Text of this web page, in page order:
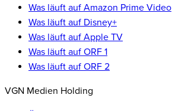
Was läuft auf Amazon Prime Video
Was läuft auf Disney+
Was läuft auf Apple TV
Was läuft auf ORF 1
Was läuft auf ORF 2
VGN Medien Holding